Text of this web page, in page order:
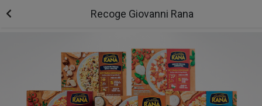
Recoge Giovanni Rana